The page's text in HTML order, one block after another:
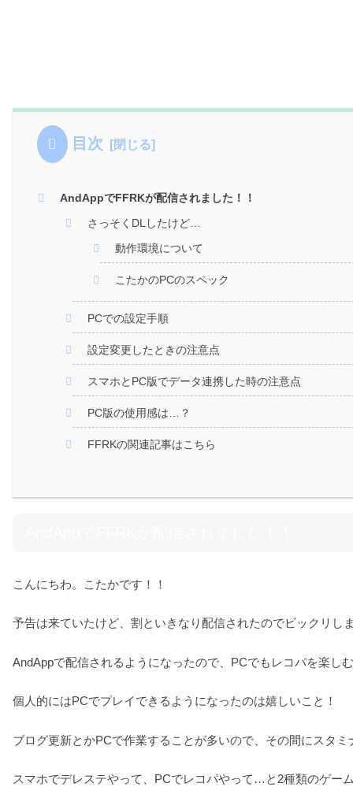
目次
AndAppでFFRKが配信されました！！
さっそくDLしたけど…
動作環境について
こたかのPCのスペック
PCでの設定手順
設定変更したときの注意点
スマホとPC版でデータ連携した時の注意点
PC版の使用感は…？
FFRKの関連記事はこちら
こんにちわ。こたかです！！
予告は来ていたけど、割といきなり配信されたのでビックリし
AndAppで配信されるようになったので、PCでもレコパを楽し
個人的にはPCでプレイできるようになったのは嬉しいこと！
ブログ更新とかPCで作業することが多いので、その間にスタ
スマホでデレステやって、PCでレコパやって…と2種類のゲー